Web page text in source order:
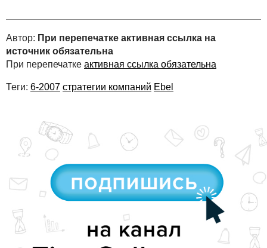
Автор: При перепечатке активная ссылка на
источник обязательна
При перепечатке активная ссылка обязательна
Теги: 6-2007 стратегии компаний Ebel